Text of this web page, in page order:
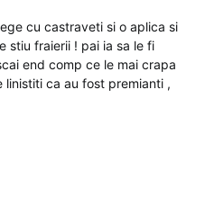
cu castraveti si o aplica si
stiu fraierii ! pai ia sa le fi
end comp ce le mai crapa
ca au fost premianti ,